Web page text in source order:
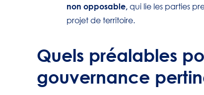
non opposable,qui lie les parties
projet de territoire.
Quels préalables
gouvernance